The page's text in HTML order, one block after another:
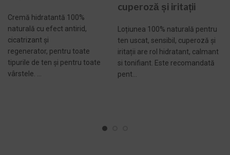
Cremă hidratantă 100%
naturală cu efect antirid,
cicatrizant și
regenerator, pentru toate
tipurile de ten și pentru toate
vârstele. ...
cuperoză și iritații
Loțiunea 100% naturală pentru
ten uscat, sensibil, cuperoză și
iritații are rol hidratant, calmant
si tonifiant. Este recomandată
pent...